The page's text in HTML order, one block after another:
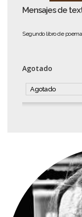
Mensajes de
Segundo libro de
Agotado
Agotado